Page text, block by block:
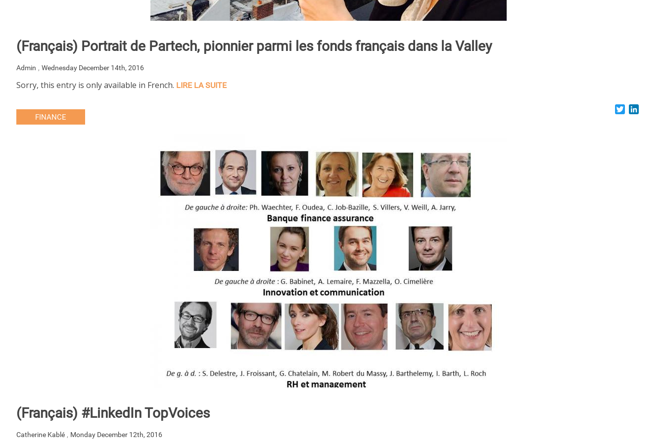
(Français) Portrait de Partech, pionnier parmi les fonds français dans la Valley
Admin , Wednesday December 14th, 2016
Sorry, this entry is only available in French. LIRE LA SUITE
FINANCE
Twitter
(Français) #LinkedIn TopVoices
Catherine Kablé , Monday December 12th, 2016